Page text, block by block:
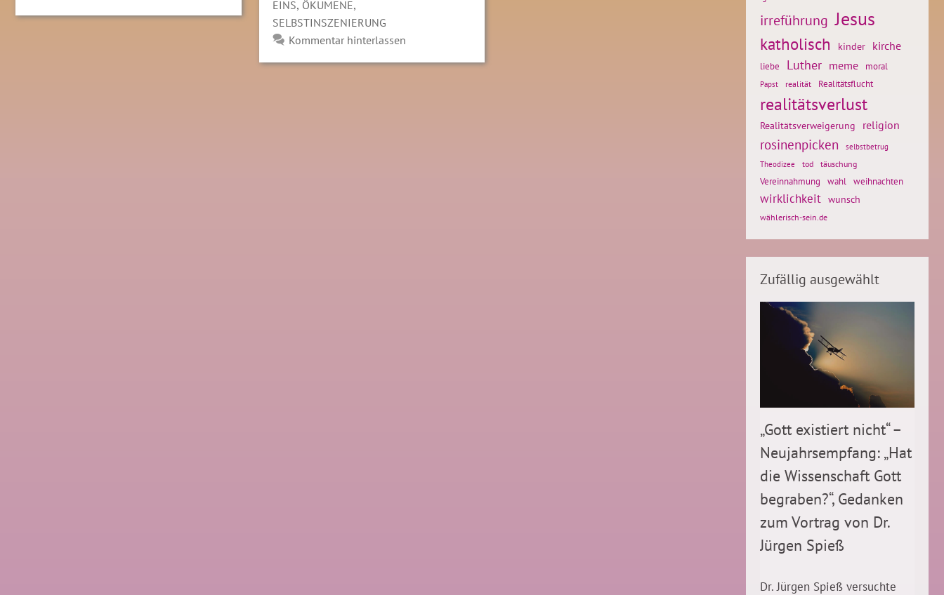
EINS, ÖKUMENE,
SELBSTINSZENIERUNG
Kommentar hinterlassen
irreführung Jesus
katholisch kinder kirche
liebe Luther meme moral
Papst realität Realitätsflucht
realitätsverlust
Realitätsverweigerung religion
rosinenpicken
selbstbetrug
Theodizee
tod täuschung
Vereinnahmung wahl weihnachten
wirklichkeit wunsch
wählerisch-sein.de
Zufällig ausgewählt
„Gott existiert nicht“ –
Neujahrsempfang: „Hat
die Wissenschaft Gott
begraben?“, Gedanken
zum Vortrag von Dr.
Jürgen Spieß
Dr. Jürgen Spieß versuchte